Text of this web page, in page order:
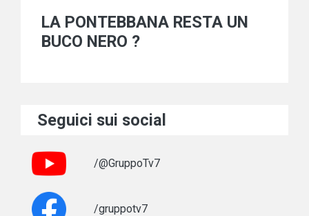
LA PONTEBBANA RESTA UN
BUCO NERO ?
Seguici sui social
/@GruppoTv7
/gruppotv7